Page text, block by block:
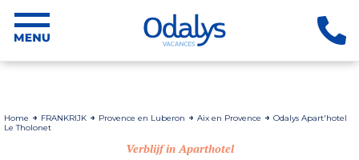
Home FRANKRIJK Provence en Luberon Aix en Provence
Odalys Apart'hotel
Le Tholonet
Verblijf in Aparthotel